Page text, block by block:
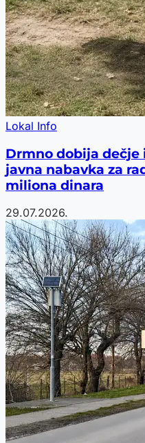
Lokal Info
Drmno dobija dečje
javna nabavka za
miliona dinara
29.07.2026.